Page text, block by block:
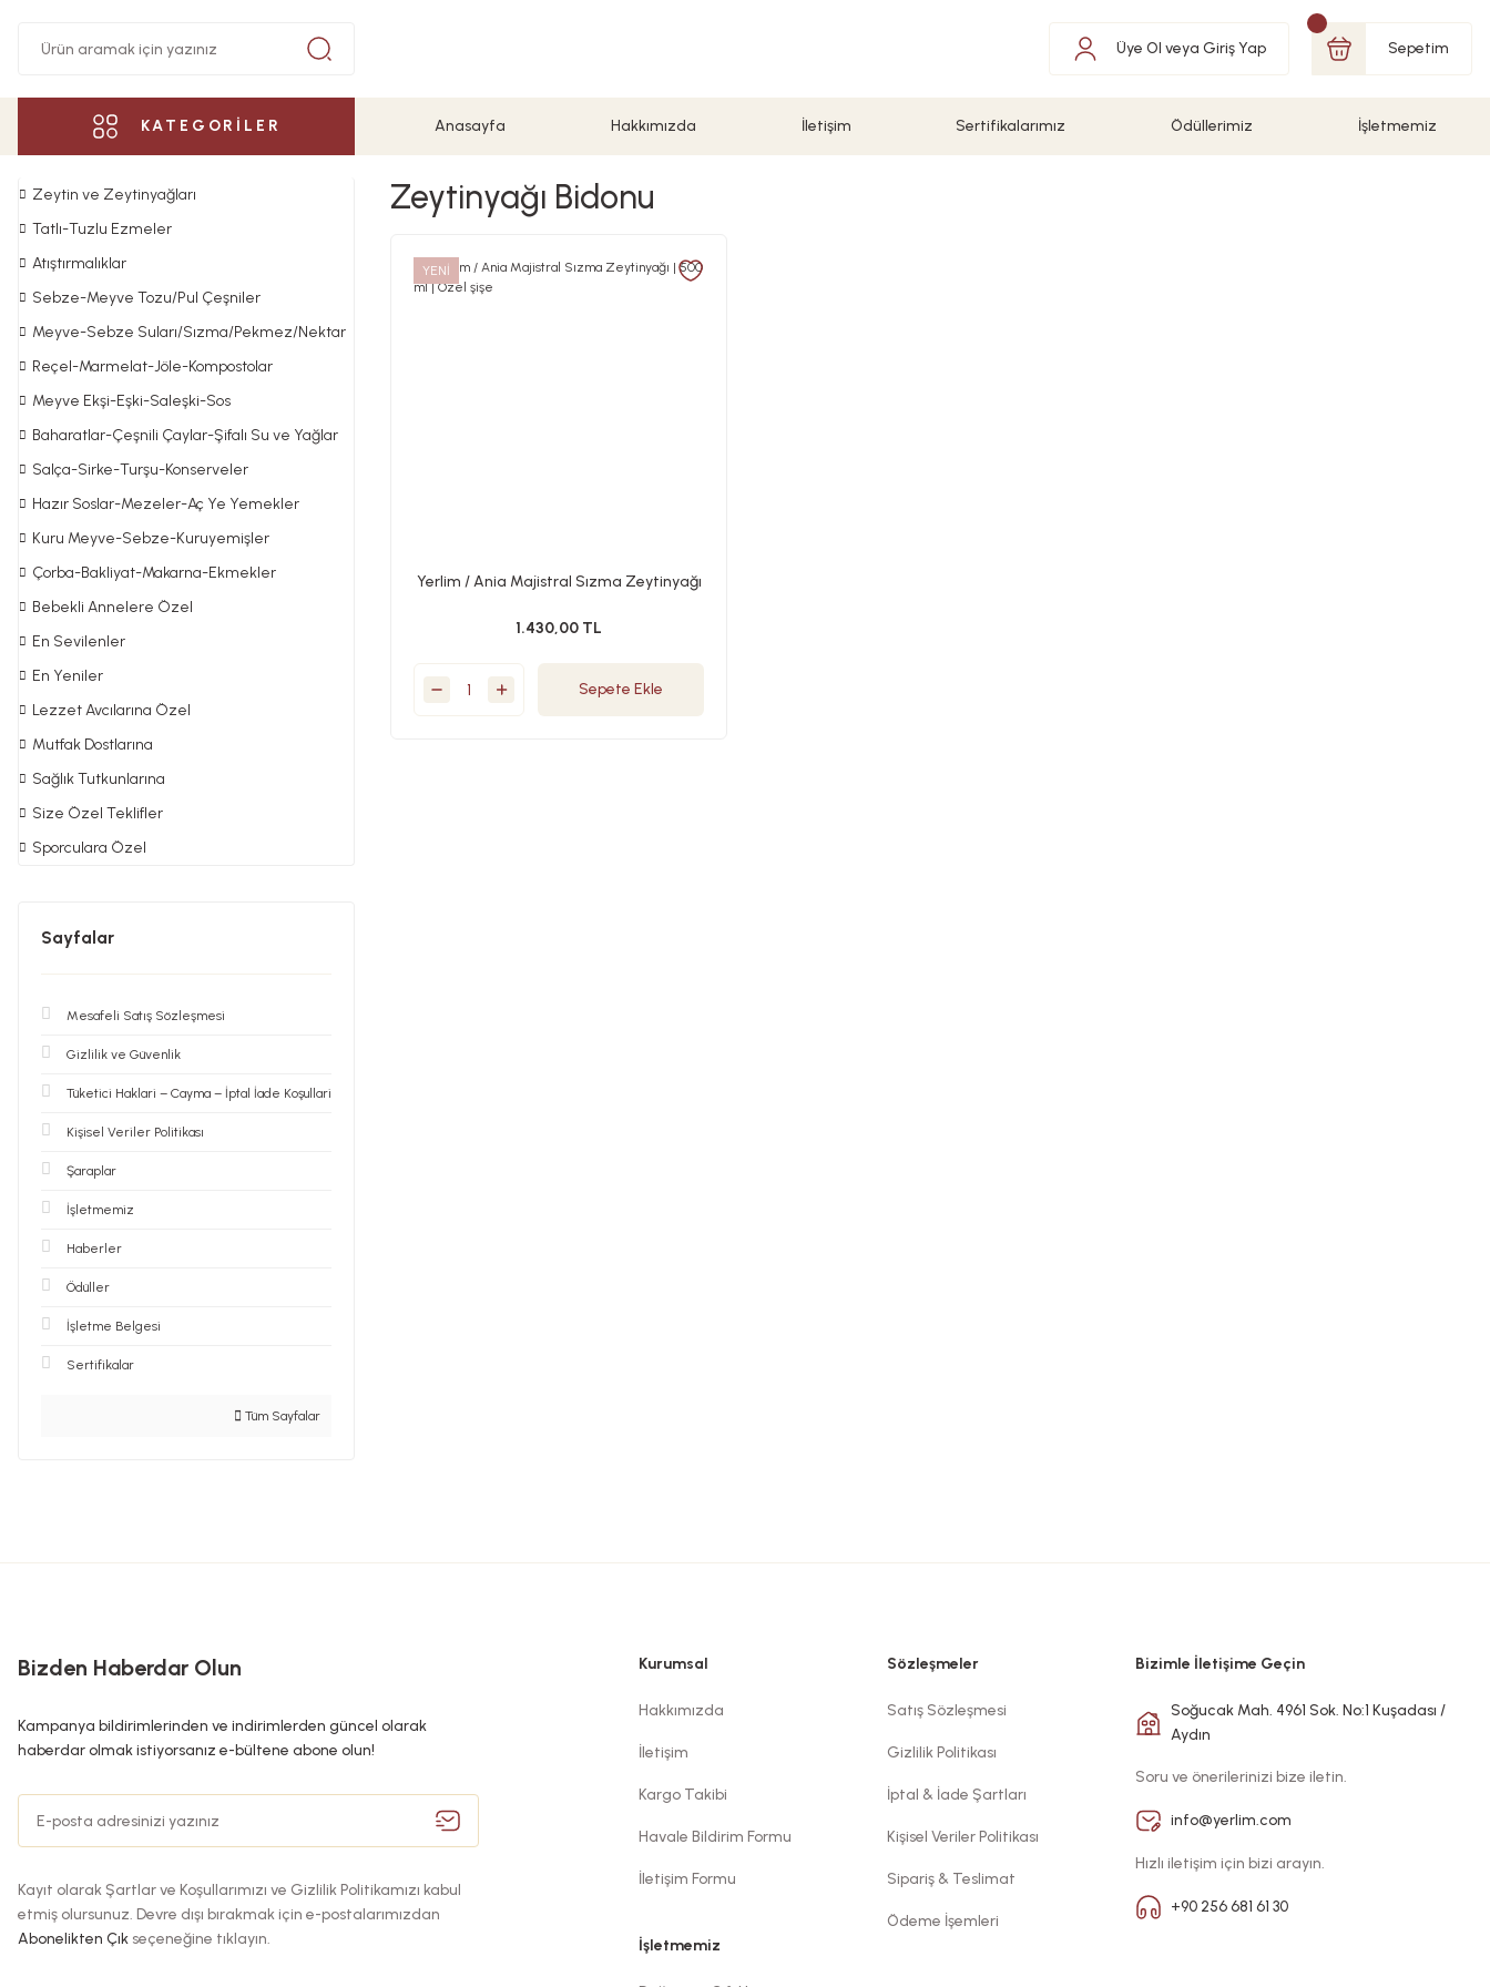
Üye Ol veya Giriş Yap Sepetim
KATEGORİLER Anasayfa Hakkımızda İletişim Sertifikalarımız Ödüllerimiz İşletmemiz
Zeytin ve Zeytinyağları
Tatlı-Tuzlu Ezmeler
Atıştırmalıklar
Sebze-Meyve Tozu/Pul Çeşniler
Meyve-Sebze Suları/Sızma/Pekmez/Nektar
Reçel-Marmelat-Jöle-Kompostolar
Meyve Ekşi-Eşki-Saleşki-Sos
Baharatlar-Çeşnili Çaylar-Şifalı Su ve Yağlar
Salça-Sirke-Turşu-Konserveler
Hazır Soslar-Mezeler-Aç Ye Yemekler
Kuru Meyve-Sebze-Kuruyemişler
Çorba-Bakliyat-Makarna-Ekmekler
Bebekli Annelere Özel
En Sevilenler
En Yeniler
Lezzet Avcılarına Özel
Mutfak Dostlarına
Sağlık Tutkunlarına
Size Özel Teklifler
Sporculara Özel
Sayfalar
Mesafeli Satış Sözleşmesi
Gizlilik ve Güvenlik
Tüketici Haklari – Cayma – İptal İade Koşullari
Kişisel Veriler Politikası
Şaraplar
İşletmemiz
Haberler
Ödüller
İşletme Belgesi
Sertifikalar
Tüm Sayfalar
Zeytinyağı Bidonu
YENİ
Yerlim / Ania Majistral Sızma Zeytinyağı
1.430,00 TL
Sepete Ekle
Bizden Haberdar Olun
Kampanya bildirimlerinden ve indirimlerden güncel olarak
haberdar olmak istiyorsanız e-bültene abone olun!
Kayıt olarak Şartlar ve Koşullarımızı ve Gizlilik Politikamızı kabul
etmiş olursunuz. Devre dışı bırakmak için e-postalarımızdan
Abonelikten Çık seçeneğine tıklayın.
Kurumsal
Hakkımızda
İletişim
Kargo Takibi
Havale Bildirim Formu
İletişim Formu
Sözleşmeler
Satış Sözleşmesi
Gizlilik Politikası
İptal & İade Şartları
Kişisel Veriler Politikası
Sipariş & Teslimat
Ödeme İşemleri
İşletmemiz
Bizimle İletişime Geçin
Soğucak Mah. 4961 Sok. No:1 Kuşadası /
Aydın
Soru ve önerilerinizi bize iletin.
info@yerlim.com
Hızlı iletişim için bizi arayın.
+90 256 681 61 30